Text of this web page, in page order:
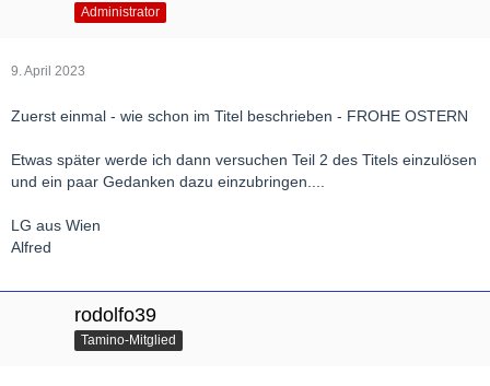
Administrator
9. April 2023
Zuerst einmal - wie schon im Titel beschrieben - FROHE OSTERN
Etwas später werde ich dann versuchen Teil 2 des Titels einzulösen
und ein paar Gedanken dazu einzubringen....
LG aus Wien
Alfred
rodolfo39
Tamino-Mitglied